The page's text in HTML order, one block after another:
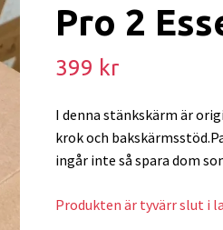
Pro 2
399 kr
I denna stänkskärm är
krok och
ingår inte så spara dom
Produkten är tyvärr slut i